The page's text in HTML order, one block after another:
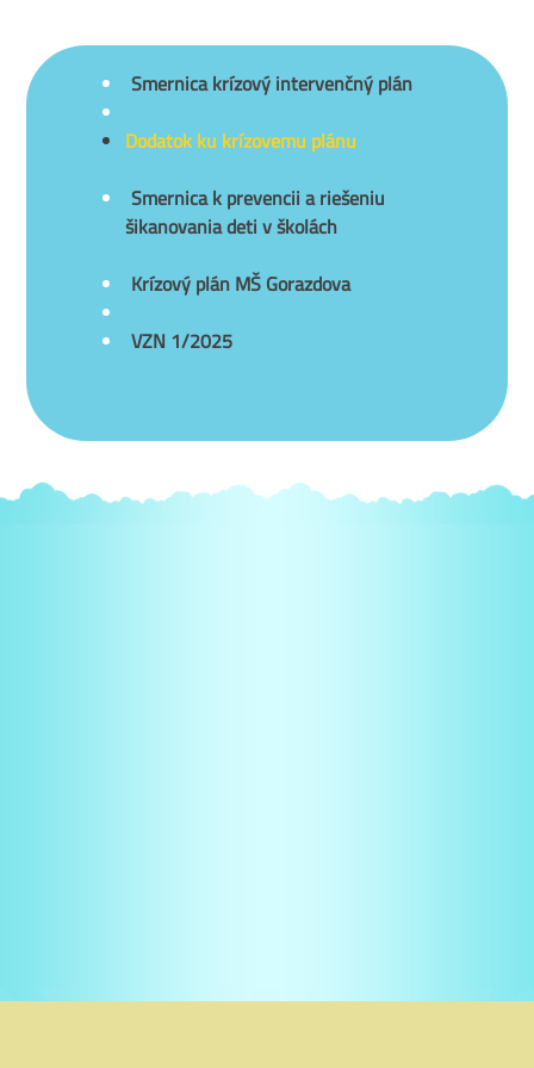
Smernica krízový intervenčný plán
Dodatok ku krízovemu plánu
Smernica k prevencii a riešeniu
šikanovania deti v školách
Krízový plán MŠ Gorazdova
VZN 1/2025